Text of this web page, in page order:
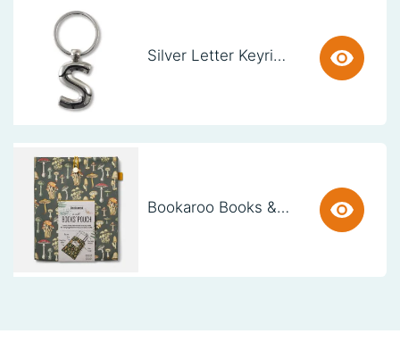
Silver Letter Keyring - S (set van 3)
Bookaroo Books & Stuff Pouch - Botanical